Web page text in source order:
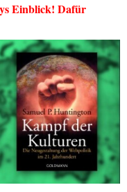
Einblick! Dafür